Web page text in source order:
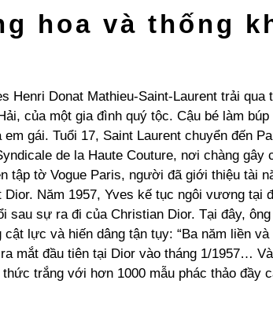
hoa và thống
Henri Donat Mathieu-Saint-Laurent trải qua
của một gia đình quý tộc. Cậu bé làm búp
gái. Tuổi 17, Saint Laurent chuyển đến
de la Haute Couture, nơi chàng gây
tập tờ Vogue Paris, người đã giới thiệu tài
Dior. Năm 1957, Yves kế tục ngôi vương tại
sau sự ra đi của Christian Dior. Tại đây,
lực và hiến dâng tận tụy: “Ba năm liền
mắt đầu tiên tại Dior vào tháng 1/1957…
trắng với hơn 1000 mẫu phác thảo đầy